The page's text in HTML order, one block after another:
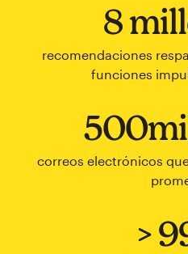
8
recomendaciones
funciones
correos electrónicos
>